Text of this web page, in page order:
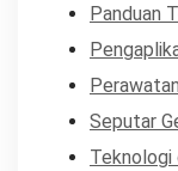
Panduan
Seputar
Teknologi